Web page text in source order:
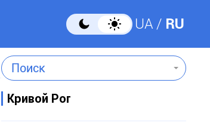
UA RU
Поиск
Кривой Рог